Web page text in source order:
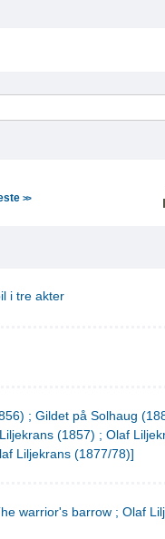
>>
i tre akter
; Gildet på Solhaug
(1857) ; Olaf
Liljekrans (1877/78)]
warrior's barrow ; Olaf